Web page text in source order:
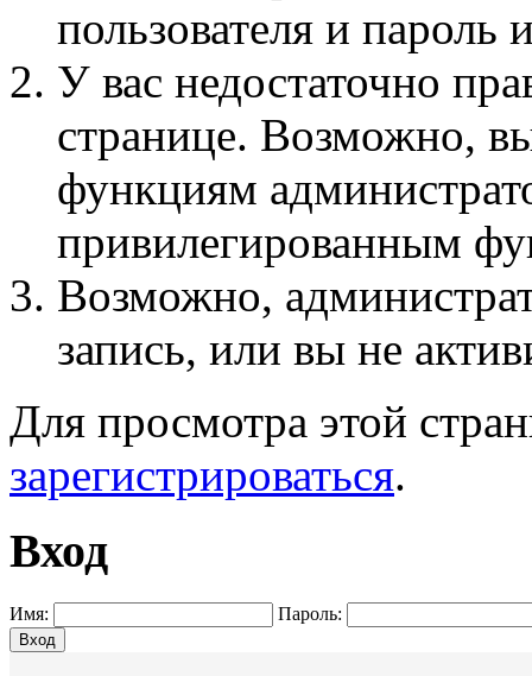
пользователя и пароль
У вас недостаточно
странице. Возможно,
функциям
привилегированным
Возможно,
запись, или вы не
Для просмотра этой
зарегистрироваться.
Вход
Имя: Пароль:
Вход